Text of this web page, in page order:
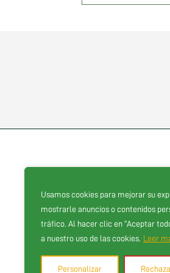
Usamos cookies para mejorar su
mostrarle anuncios o contenidos
tráfico. Al hacer clic en “Aceptar
a nuestro uso de las cookies. Leer
Personalizar